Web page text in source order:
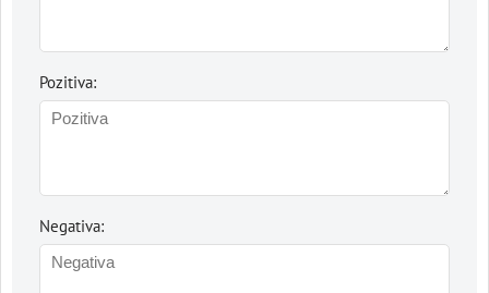
Pozitiva:
Negativa: